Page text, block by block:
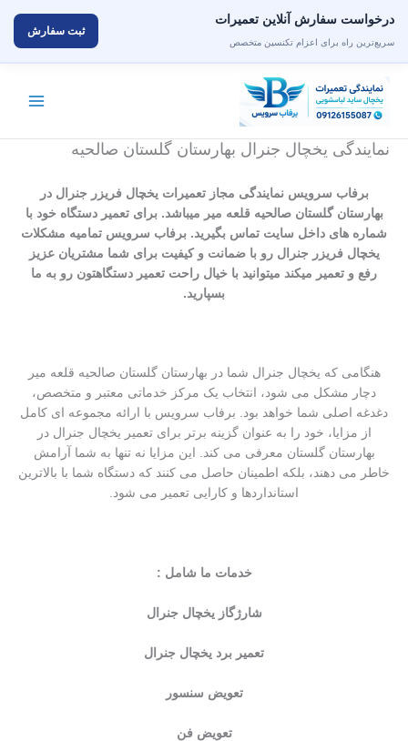
محتوا
نمایندگی یخچال جنرال بهارستان گلستان صالحیه
برفاب سرویس نمایندگی مجاز تعمیرات یخچال فریزر جنرال در
بهارستان گلستان صالحیه قلعه میر میباشد. برای تعمیر دستگاه خود با
شماره های داخل سایت تماس بگیرید. برفاب سرویس تمامیه مشکلات
یخچال فریزر جنرال رو با ضمانت و کیفیت برای شما مشتریان عزیز
رفع و تعمیر میکند میتوانید با خیال راحت تعمیر دستگاهتون رو به ما
بسپارید.
هنگامی که یخچال جنرال شما در بهارستان گلستان صالحیه قلعه میر
دچار مشکل می شود، انتخاب یک مرکز خدماتی معتبر و متخصص،
دغدغه اصلی شما خواهد بود. برفاب سرویس با ارائه مجموعه ای کامل
از مزایا، خود را به عنوان گزینه برتر برای تعمیر یخچال جنرال در
بهارستان گلستان معرفی می کند. این مزایا نه تنها به شما آرامش
خاطر می دهند، بلکه اطمینان حاصل می کنند که دستگاه شما با بالاترین
استانداردها و کارایی تعمیر می شود.
خدمات ما شامل :
شارژگاز یخچال جنرال
تعمیر برد یخچال جنرال
تعویض سنسور
تعویض فن
درخواست سفارش آنلاین تعمیرات
سریع‌ترین راه برای اعزام تکنسین متخصص
ثبت سفارش